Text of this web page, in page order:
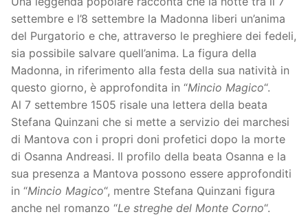
settembre e l’8 settembre la Madonna liberi un’anima
del Purgatorio e che, attraverso le preghiere dei fedeli,
sia possibile salvare quell’anima. La figura della
Madonna, in riferimento alla festa della sua natività in
questo giorno, è approfondita in “Mincio Magico“.
Al 7 settembre 1505 risale una lettera della beata
Stefana Quinzani che si mette a servizio dei marchesi
di Mantova con i propri doni profetici dopo la morte
di Osanna Andreasi. Il profilo della beata Osanna e la
sua presenza a Mantova possono essere approfonditi
in “Mincio Magico“, mentre Stefana Quinzani figura
anche nel romanzo “Le streghe del Monte Corno“.